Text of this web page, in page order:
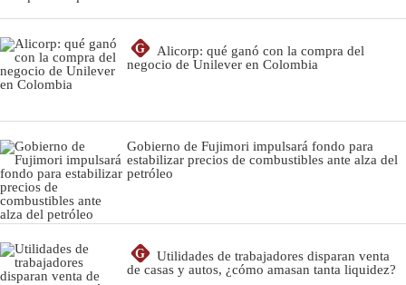
G
Alicorp: qué ganó con la compra del
negocio de Unilever en Colombia
Gobierno de Fujimori impulsará fondo para
estabilizar precios de combustibles ante alza del
petróleo
G
Utilidades de trabajadores disparan venta
de casas y autos, ¿cómo amasan tanta liquidez?